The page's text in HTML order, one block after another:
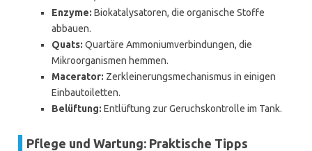
Enzyme: Biokatalysatoren, die organische Stoffe
abbauen.
Quats: Quartäre Ammoniumverbindungen, die
Mikroorganismen hemmen.
Macerator: Zerkleinerungsmechanismus in einigen
Einbautoiletten.
Belüftung: Entlüftung zur Geruchskontrolle im Tank.
Pflege und Wartung: Praktische Tipps